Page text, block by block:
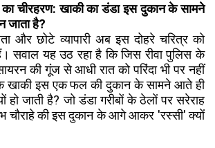
चीरहरण: खाकी का डंडा इस दुकान के सामने
जाता है?
और छोटे व्यापारी अब इस दोहरे चरित्र को
यह उठ रहा है कि जिस रीवा पुलिस के
की गूंज से आधी रात को परिंदा भी पर नहीं
खाकी इस एक फल की दुकान के सामने आते ही
हो जाती है? जो डंडा गरीबों के ठेलों पर सरेराह
चौराहे की इस दुकान के आगे आकर 'रस्सी' क्यों